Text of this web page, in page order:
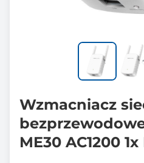
Wzmacniacz
ME30 AC1200